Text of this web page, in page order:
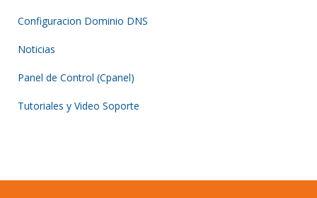
Configuracion Dominio DNS
Noticias
Panel de Control (Cpanel)
Tutoriales y Video Soporte